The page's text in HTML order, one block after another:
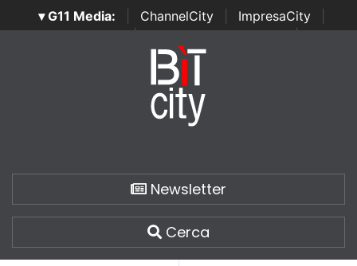
▾ G11 Media: ChannelCity ImpresaCity
SecurityOpenLab | Italian Channel Awards | Italian
Italian Security Awards
Newsletter
Cerca